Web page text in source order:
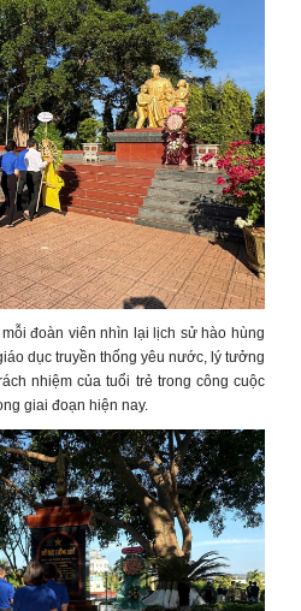
đoàn viên nhìn lại lịch sử hào hùng
dục truyền thống yêu nước, lý tưởng
nhiệm của tuổi trẻ trong công cuộc
giai đoạn hiện nay.